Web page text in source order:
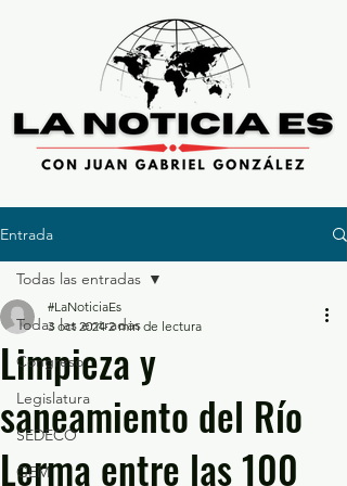
Entrada
Todas las entradas
Congreso
Legislatura
SEDECO
GEM
Todas las entradas
Limpieza y
saneamiento del Río
Lerma entre las 100
#LaNoticiaEs
3 oct 2024 2 min de lectura